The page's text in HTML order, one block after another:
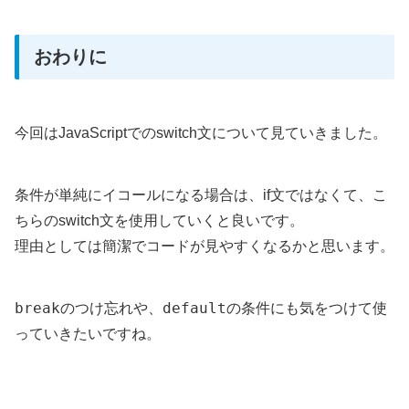
おわりに
今回はJavaScriptでのswitch文について見ていきました。
条件が単純にイコールになる場合は、if文ではなくて、こ
ちらのswitch文を使用していくと良いです。
理由としては簡潔でコードが見やすくなるかと思います。
breakのつけ忘れや、 defaultの条件にも気をつけて使
っていきたいですね。